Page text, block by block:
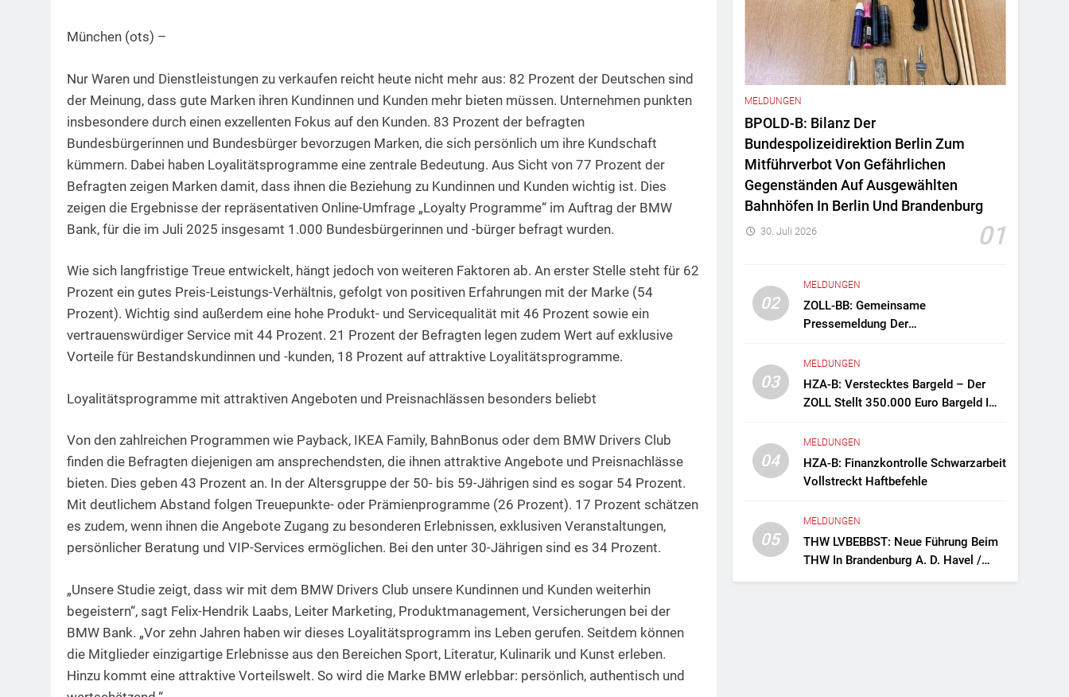
München (ots) –
Nur Waren und Dienstleistungen zu verkaufen reicht heute nicht mehr aus: 82 Prozent der Deutschen sind
der Meinung, dass gute Marken ihren Kundinnen und Kunden mehr bieten müssen. Unternehmen punkten
insbesondere durch einen exzellenten Fokus auf den Kunden. 83 Prozent der befragten
Bundesbürgerinnen und Bundesbürger bevorzugen Marken, die sich persönlich um ihre Kundschaft
kümmern. Dabei haben Loyalitätsprogramme eine zentrale Bedeutung. Aus Sicht von 77 Prozent der
Befragten zeigen Marken damit, dass ihnen die Beziehung zu Kundinnen und Kunden wichtig ist. Dies
zeigen die Ergebnisse der repräsentativen Online-Umfrage „Loyalty Programme“ im Auftrag der BMW
Bank, für die im Juli 2025 insgesamt 1.000 Bundesbürgerinnen und -bürger befragt wurden.
Wie sich langfristige Treue entwickelt, hängt jedoch von weiteren Faktoren ab. An erster Stelle steht für 62
Prozent ein gutes Preis-Leistungs-Verhältnis, gefolgt von positiven Erfahrungen mit der Marke (54
Prozent). Wichtig sind außerdem eine hohe Produkt- und Servicequalität mit 46 Prozent sowie ein
vertrauenswürdiger Service mit 44 Prozent. 21 Prozent der Befragten legen zudem Wert auf exklusive
Vorteile für Bestandskundinnen und -kunden, 18 Prozent auf attraktive Loyalitätsprogramme.
Loyalitätsprogramme mit attraktiven Angeboten und Preisnachlässen besonders beliebt
Von den zahlreichen Programmen wie Payback, IKEA Family, BahnBonus oder dem BMW Drivers Club
finden die Befragten diejenigen am ansprechendsten, die ihnen attraktive Angebote und Preisnachlässe
bieten. Dies geben 43 Prozent an. In der Altersgruppe der 50- bis 59-Jährigen sind es sogar 54 Prozent.
Mit deutlichem Abstand folgen Treuepunkte- oder Prämienprogramme (26 Prozent). 17 Prozent schätzen
es zudem, wenn ihnen die Angebote Zugang zu besonderen Erlebnissen, exklusiven Veranstaltungen,
persönlicher Beratung und VIP-Services ermöglichen. Bei den unter 30-Jährigen sind es 34 Prozent.
„Unsere Studie zeigt, dass wir mit dem BMW Drivers Club unsere Kundinnen und Kunden weiterhin
begeistern“, sagt Felix-Hendrik Laabs, Leiter Marketing, Produktmanagement, Versicherungen bei der
BMW Bank. „Vor zehn Jahren haben wir dieses Loyalitätsprogramm ins Leben gerufen. Seitdem können
die Mitglieder einzigartige Erlebnisse aus den Bereichen Sport, Literatur, Kulinarik und Kunst erleben.
Hinzu kommt eine attraktive Vorteilswelt. So wird die Marke BMW erlebbar: persönlich, authentisch und
MELDUNGEN
BPOLD-B: Bilanz Der
Bundespolizeidirektion Berlin Zum
Mitführverbot Von Gefährlichen
Gegenständen Auf Ausgewählten
Bahnhöfen In Berlin Und Brandenburg
01
30. Juli 2026
02
MELDUNGEN
ZOLL-BB: Gemeinsame
Pressemeldung Der
Zollfahndungsamtes Berlin-
Brandenburg Zollfahndung Hebt
Mutmaßliches Drogenlabor Aus
03
MELDUNGEN
HZA-B: Verstecktes Bargeld – Der
ZOLL Stellt 350.000 Euro Bargeld Im
04
MELDUNGEN
HZA-B: Finanzkontrolle Schwarzarbeit
Vollstreckt Haftbefehle
05
MELDUNGEN
THW LVBEBBST: Neue Führung Beim
THW In Brandenburg A. D. Havel /
Zwei Frauen An Der Spitze Des